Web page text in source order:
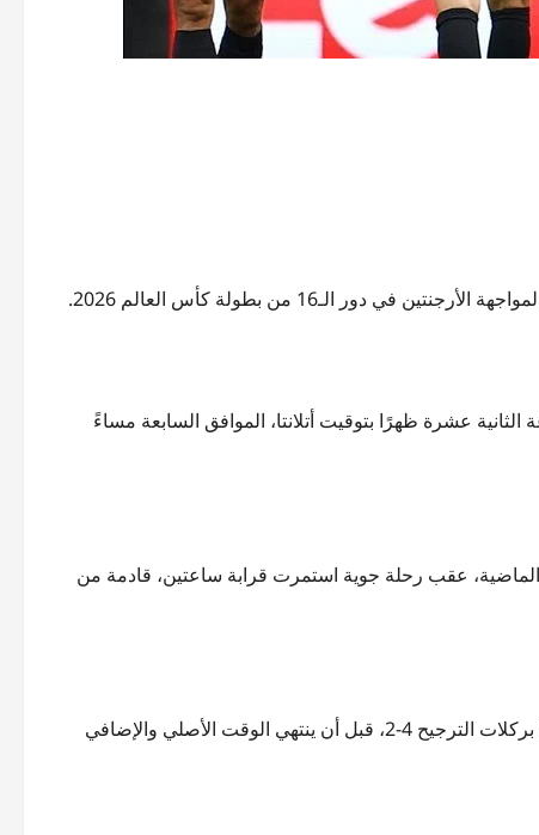
الـ16 من بطولة كأس العالم 2026.
عشرة ظهرًا بتوقيت أتلانتا، الموافق السابعة مساءً
عقب رحلة جوية استمرت قرابة ساعتين، قادمة من
وكان قد تأهل منتخب مصر إلى دور الـ16 بعدما فاز على نظيره أستراليا بركلات الترجيح 4-2، قبل أن ينتهي الوقت الأصلي والإضافي